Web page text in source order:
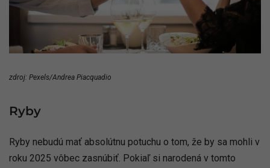
zdroj: Pexels/Andrea Piacquadio
Ryby
Ryby nebudú mať absolútnu potuchu o tom, že by sa mohli v
roku 2025 vôbec zasnúbiť. Pokiaľ si narodená v tomto